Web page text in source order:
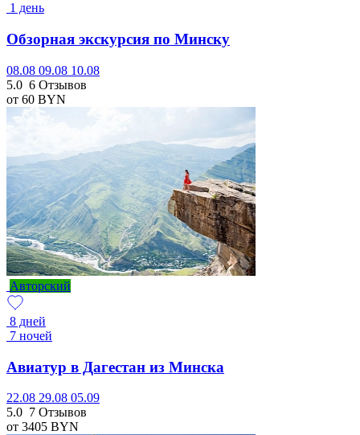
1 день
Обзорная экскурсия по Минску
08.08 09.08 10.08
5.0 6 Отзывов
от 60 BYN
Авторский
8 дней
7 ночей
Авиатур в Дагестан из Минска
22.08 29.08 05.09
5.0 7 Отзывов
от 3405 BYN